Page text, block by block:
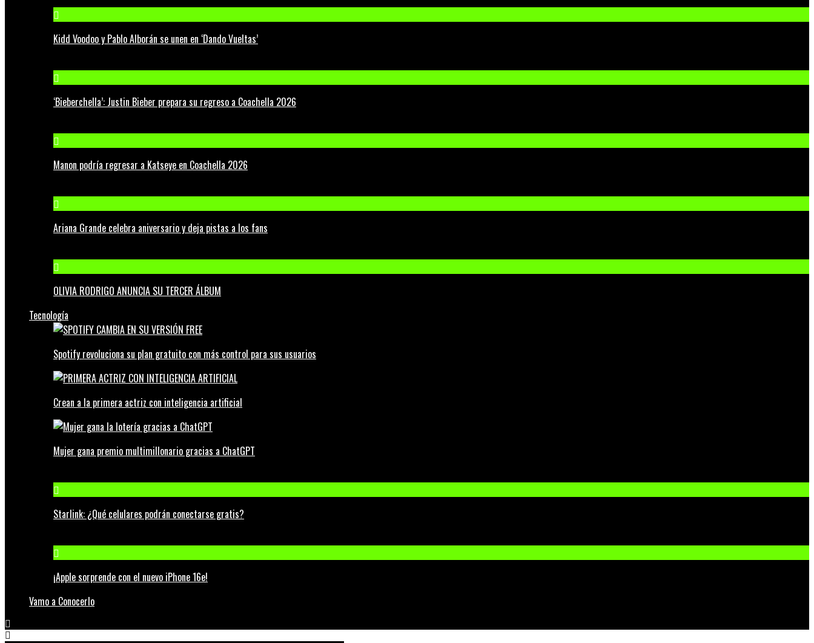
Kidd Voodoo y Pablo Alborán se unen en ‘Dando Vueltas’
‘Bieberchella’: Justin Bieber prepara su regreso a Coachella 2026
Manon podría regresar a Katseye en Coachella 2026
Ariana Grande celebra aniversario y deja pistas a los fans
OLIVIA RODRIGO ANUNCIA SU TERCER ÁLBUM
Tecnología
Spotify revoluciona su plan gratuito con más control para sus usuarios
Crean a la primera actriz con inteligencia artificial
Mujer gana premio multimillonario gracias a ChatGPT
Starlink: ¿Qué celulares podrán conectarse gratis?
¡Apple sorprende con el nuevo iPhone 16e!
Vamo a Conocerlo